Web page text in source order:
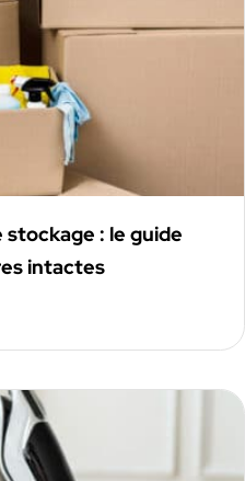
: le guide
intactes